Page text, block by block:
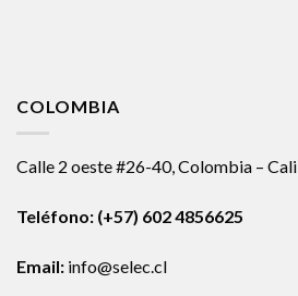
COLOMBIA
Calle 2 oeste #26-40, Colombia – Cali
Teléfono: (+57) 602 4856625
Email: info@selec.cl